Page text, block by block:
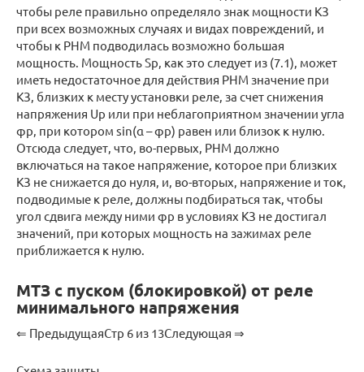
чтобы реле правильно определяло знак мощности КЗ
при всех возможных случаях и видах повреждений, и
чтобы к РНМ подводилась возможно большая
мощность. Мощность Sр, как это следует из (7.1), может
иметь недостаточное для действия РНМ значение при
КЗ, близких к месту установки реле, за счет снижения
напряжения Uр или при неблагоприятном значении угла
φр, при котором sin(α – φр) равен или близок к нулю.
Отсюда следует, что, во-первых, РНМ должно
включаться на такое напряжение, которое при близких
КЗ не снижается до нуля, и, во-вторых, напряжение и ток,
подводимые к реле, должны подбираться так, чтобы
угол сдвига между ними φр в условиях КЗ не достигал
значений, при которых мощность на зажимах реле
приближается к нулю.
МТЗ с пуском (блокировкой) от реле
минимального напряжения
⇐ ПредыдущаяСтр 6 из 13Следующая ⇒